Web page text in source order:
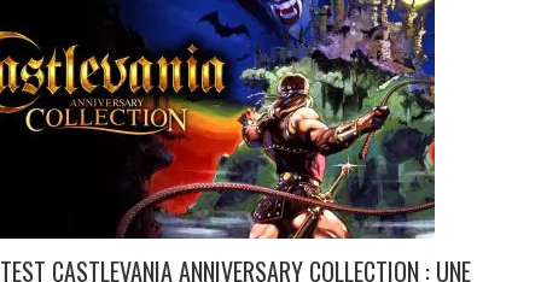
TEST CASTLEVANIA ANNIVERSARY COLLECTION : UNE